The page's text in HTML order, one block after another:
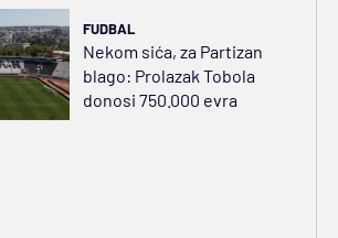
FUDBAL
Nekom sića, za Partizan
blago: Prolazak Tobola
donosi 750.000 evra